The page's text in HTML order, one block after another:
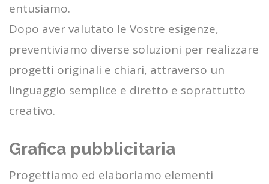
entusiamo.
Dopo aver valutato le Vostre esigenze,
preventiviamo diverse soluzioni per realizzare
progetti originali e chiari, attraverso un
linguaggio semplice e diretto e soprattutto
creativo.
Grafica pubblicitaria
Progettiamo ed elaboriamo elementi